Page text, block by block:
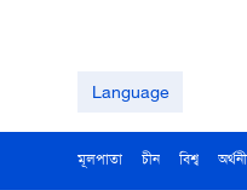
Language
মূলপাতা চীন বিশ্ব